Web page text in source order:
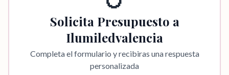
Solicita Presupuesto a
Ilumiledvalencia
Completa el formulario y recibiras una respuesta
personalizada